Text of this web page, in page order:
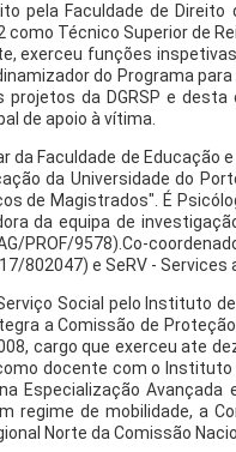
pela Faculdade de
como Técnico Superior de
exerceu funções
do Programa
projetos da DGRSP e
de apoio à vítima.
da Faculdade de Educação
da Universidade do
de Magistrados". É
da equipa de
PROF/9578).Co-
802047) e SeRV -
Social pelo Instituto
a Comissão de
cargo que exerceu ate
docente com o
Especialização
regime de mobilidade, a
Norte da Comissão